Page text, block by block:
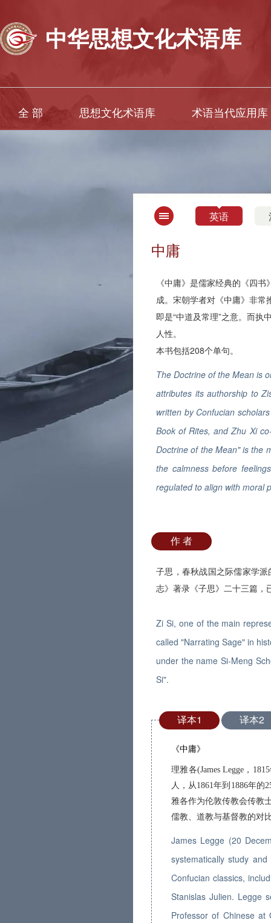
中华思想文化术语库
全 部 思想文化术语库 术语当代应用库
英语
中庸
《中庸》是儒家经典的《四
成。宋朝学者对《中庸》非
即是“中道及常理”之意。而执
人性。
本书包括208个单句。
The Doctrine of the Mean is
attributes its authorship to
written by Confucian
Book of Rites, and Zhu Xi
Doctrine of the Mean" is the
the calmness before
regulated to align with moral
作 者
子思，春秋战国之际儒家学
志》著录《子思》二十三篇，
Zi Si, one of the main
called "Narrating Sage" in
under the name Si-Meng
Si".
译本1 译本2
《中庸》
理雅各(James Legge，
人，从1861年到1886年
雅各作为伦敦传教会传教
儒教、道教与基督教的对
James Legge (20
systematically study
Confucian classics,
Stanislas Julien. Legge
Professor of Chinese at